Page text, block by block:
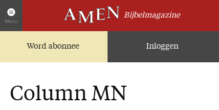
Menu
Bijbelmagazine
Word abonnee Inloggen
Artikelen
Zoek in alle artikelen
Column MN